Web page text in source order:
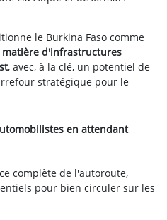
le Burkina Faso comme
matière d'infrastructures
, avec, à la clé, un potentiel de
stratégique pour le
en attendant
complète de l'autoroute,
pour bien circuler sur les